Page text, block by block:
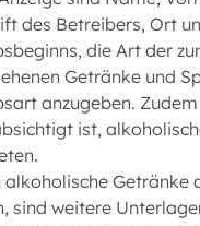
des Betreibers, Ort
die Art der
Getränke und
anzugeben.
ist,
alkoholische Getränke
sind weitere